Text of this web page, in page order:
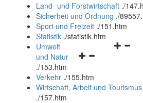
und
schließen
Land- und Forstwirtschaft ./
Sicherheit und Ordnung ./
Sport und Freizeit ./151.htm
Statistik ./statistik.htm
Navigationsmenü
und
schließen
Umwelt
und Natur
./153.htm
Verkehr ./155.htm
Wirtschaft, Arbeit und Tourismus
./157.htm